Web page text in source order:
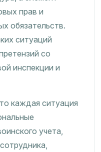
прав и
обязательств.
ситуаций
со
инспекции и
каждая ситуация
учета,